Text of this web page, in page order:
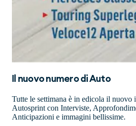
Il nuovo numero diAuto
Tutte le settimana è in edicola il nuovo
Autosprint con Interviste,
Anticipazioni e immagini bellissime.